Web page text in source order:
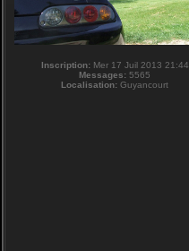
Inscription:Mer 17 Juil 2013 21:44
Messages: 5565
Localisation: Guyancourt